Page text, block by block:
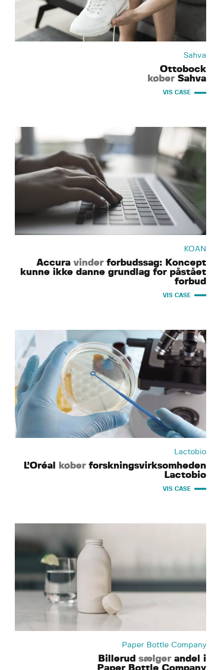
Sahva
Ottobock
køberSahva
VIS CASE
KOAN
Accura vinderforbudssag: Koncept
kunne ikke danne grundlag for påstået
forbud
VIS CASE
Lactobio
L’Oréal køberforskningsvirksomheden
Lactobio
VIS CASE
Paper Bottle Company
Billerud sælgerandel i